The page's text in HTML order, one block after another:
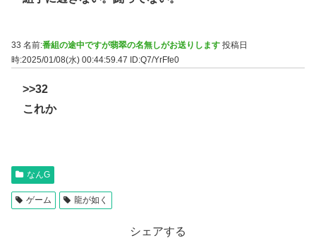
33 名前:番組の途中ですが翡翠の名無しがお送りします 投稿日
時:2025/01/08(水) 00:44:59.47 ID:Q7/YrFfe0
>>32
これか
なんG
ゲーム 龍が如く
シェアする